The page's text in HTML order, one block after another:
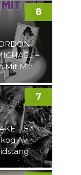
–
Mit Mir
8
– En
Av
7